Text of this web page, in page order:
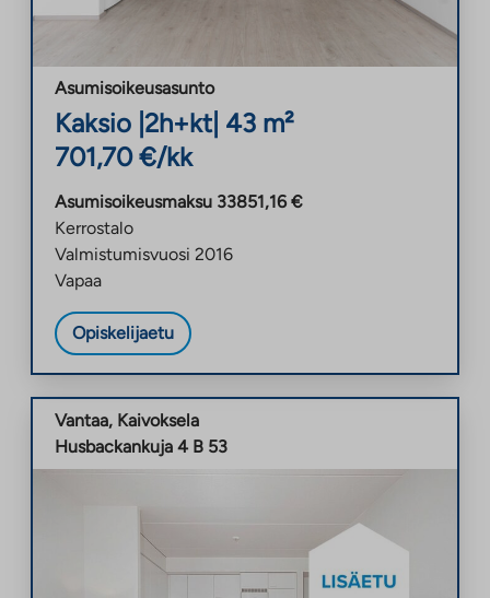
Asumisoikeusasunto
Kaksio 2h+kt| 43 m²
701,70 €/kk
Asumisoikeusmaksu 33851,16 €
Kerrostalo
Valmistumisvuosi 2016
Vapaa
Opiskelijaetu
Vantaa, Kaivoksela
Husbackankuja 4 B 53